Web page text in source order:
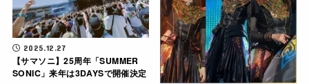
2025.12.27
【サマソニ】25周年「SUMMER
SONIC」来年は3DAYSで開催決定